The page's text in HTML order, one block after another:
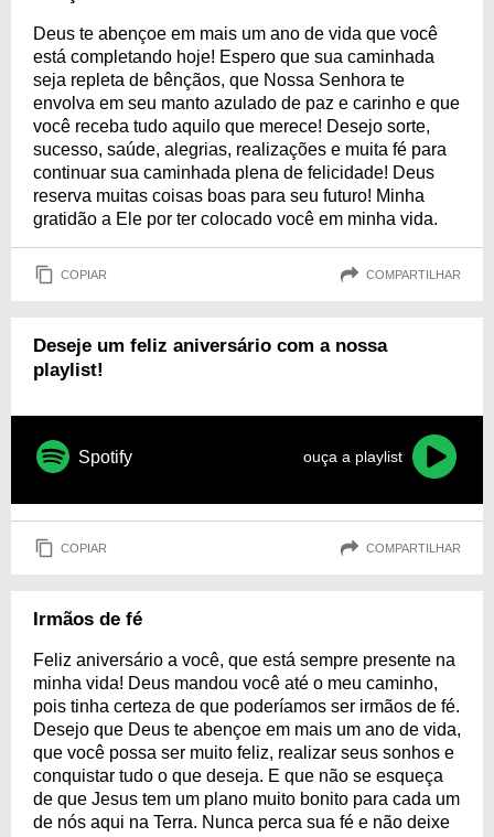
Deus te abençoe em mais um ano de vida que você
está completando hoje! Espero que sua caminhada
seja repleta de bênçãos, que Nossa Senhora te
envolva em seu manto azulado de paz e carinho e que
você receba tudo aquilo que merece! Desejo sorte,
sucesso, saúde, alegrias, realizações e muita fé para
continuar sua caminhada plena de felicidade! Deus
reserva muitas coisas boas para seu futuro! Minha
gratidão a Ele por ter colocado você em minha vida.
COPIAR COMPARTILHAR
Deseje um feliz aniversário com a nossa
playlist!
Spotify ouça a playlist
COPIAR COMPARTILHAR
Irmãos de fé
Feliz aniversário a você, que está sempre presente na
minha vida! Deus mandou você até o meu caminho,
pois tinha certeza de que poderíamos ser irmãos de fé.
Desejo que Deus te abençoe em mais um ano de vida,
que você possa ser muito feliz, realizar seus sonhos e
conquistar tudo o que deseja. E que não se esqueça
de que Jesus tem um plano muito bonito para cada um
de nós aqui na Terra. Nunca perca sua fé e não deixe